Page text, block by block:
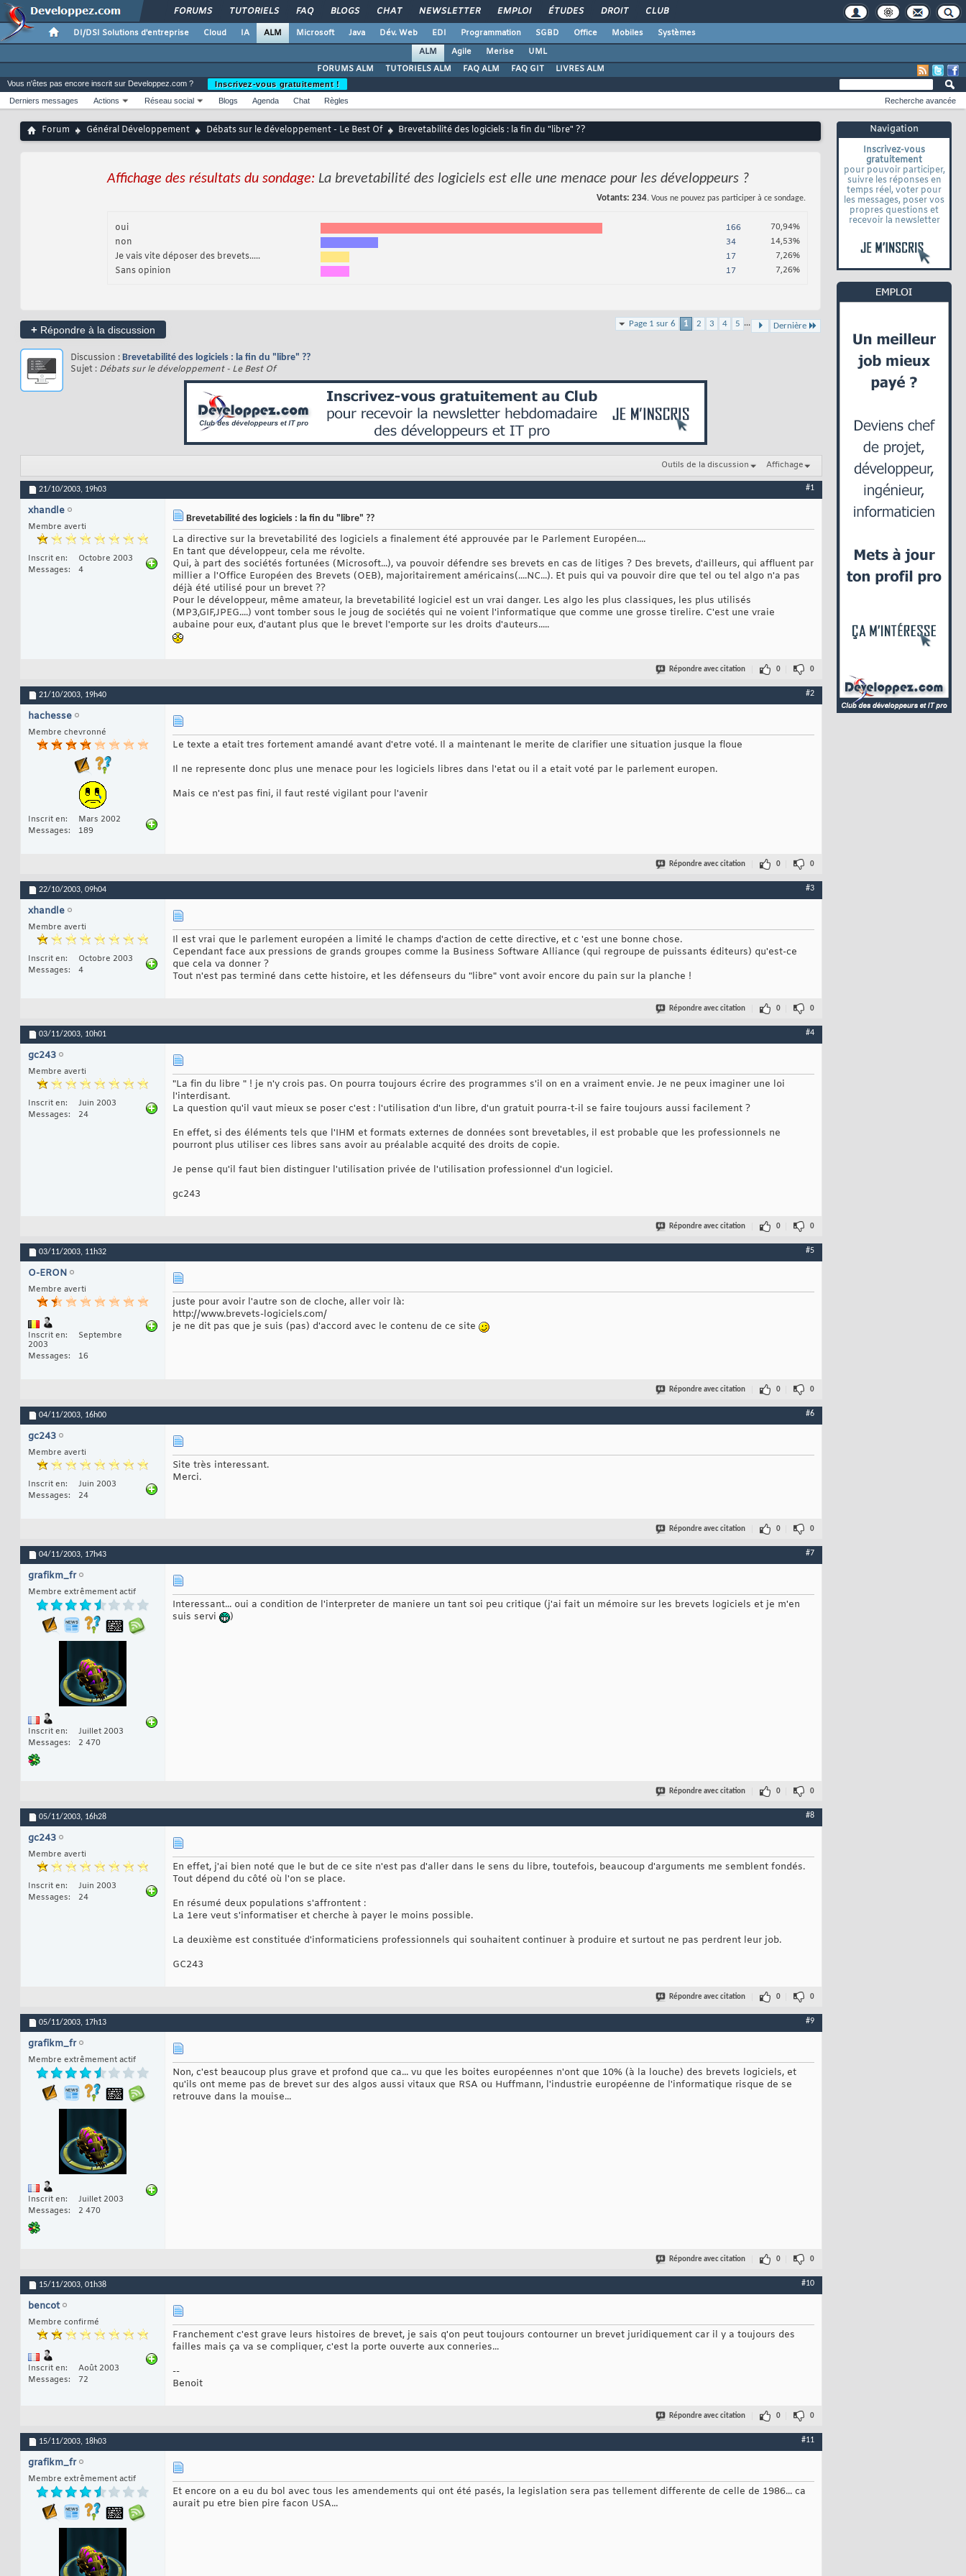
FORUMS TUTORIELS FAQ BLOGS CHAT NEWSLETTER EMPLOI ÉTUDES DROIT CLUB
DI/DSI Solutions d'entreprise Cloud IA ALM Microsoft Java Dév. Web EDI Programmation SGBD Office Mobiles
Systèmes
ALM
Agile Merise
UML
FORUMS ALM
TUTORIELS ALM FAQ ALM FAQ GIT LIVRES ALM
Navigation
Inscrivez-vous
gratuitement
pour pouvoir participer,
suivre les réponses en
temps réel, voter pour
les messages, poser vos
propres questions et
recevoir la newsletter
Vous n'êtes pas encore inscrit sur Developpez.com ?
Inscrivez-vous gratuitement !
Derniers messages
Actions Réseau social Blogs Agenda Chat Règles Recherche avancée
Forum Général Développement Débats sur le développement - Le Best Of Brevetabilité des logiciels : la fin du "libre" ??
Affichage des résultats du sondage: La brevetabilité des logiciels est elle une menace pour les développeurs ?
Votants 234. Vous ne pouvez pas participer à ce sondage.
oui 166 70,94%
non 34 14,53%
Je vais vite déposer des brevets..... 17 7,26%
Sans opinion 17 7,26%
+ Répondre à la discussion
Page 1 sur 6 1 2 3 4 5 ... Dernière
Discussion : Brevetabilité des logiciels : la fin du "libre" ??
Sujet : Débats sur le développement - Le Best Of
Outils de la discussion Affichage
21/10/2003, 19h03 #1
xhandle
Membre averti
Inscrit en
Octobre 2003
Messages
4
Brevetabilité des logiciels : la fin du "libre" ??
La directive sur la brevetabilité des logiciels a finalement été approuvée par le Parlement Européen....
En tant que développeur, cela me révolte.
Qui, à part des sociétés fortunées (Microsoft...), va pouvoir défendre ses brevets en cas de litiges ? Des brevets, d'ailleurs, qui affluent par
millier a l'Office Européen des Brevets (OEB), majoritairement américains(....NC...). Et puis qui va pouvoir dire que tel ou tel algo n'a pas
déjà été utilisé pour un brevet ??
Pour le développeur, même amateur, la brevetabilité logiciel est un vrai danger. Les algo les plus classiques, les plus utilisés
(MP3,GIF,JPEG....) vont tomber sous le joug de sociétés qui ne voient l'informatique que comme une grosse tirelire. C'est une vraie
aubaine pour eux, d'autant plus que le brevet l'emporte sur les droits d'auteurs.....
Répondre avec citation 0 0
21/10/2003, 19h40 #2
hachesse
Membre chevronné
Inscrit en
Mars 2002
Messages
189
Le texte a etait tres fortement amandé avant d'etre voté. Il a maintenant le merite de clarifier une situation jusque la floue
Il ne represente donc plus une menace pour les logiciels libres dans l'etat ou il a etait voté par le parlement europen.
Mais ce n'est pas fini, il faut resté vigilant pour l'avenir
Répondre avec citation 0 0
22/10/2003, 09h04 #3
xhandle
Membre averti
Inscrit en
Octobre 2003
Messages
4
Il est vrai que le parlement européen a limité le champs d'action de cette directive, et c 'est une bonne chose.
Cependant face aux pressions de grands groupes comme la Business Software Alliance (qui regroupe de puissants éditeurs) qu'est-ce
que cela va donner ?
Tout n'est pas terminé dans cette histoire, et les défenseurs du "libre" vont avoir encore du pain sur la planche !
Répondre avec citation 0 0
03/11/2003, 10h01 #4
gc243
Membre averti
Inscrit en
Juin 2003
Messages
24
"La fin du libre " ! je n'y crois pas. On pourra toujours écrire des programmes s'il on en a vraiment envie. Je ne peux imaginer une loi
l'interdisant.
La question qu'il vaut mieux se poser c'est : l'utilisation d'un libre, d'un gratuit pourra-t-il se faire toujours aussi facilement ?
En effet, si des éléments tels que l'IHM et formats externes de données sont brevetables, il est probable que les professionnels ne
pourront plus utiliser ces libres sans avoir au préalable acquité des droits de copie.
Je pense qu'il faut bien distinguer l'utilisation privée de l'utilisation professionnel d'un logiciel.
gc243
Répondre avec citation 0 0
03/11/2003, 11h32 #5
O-ERON
Membre averti
Inscrit en
Septembre
2003
Messages
16
juste pour avoir l'autre son de cloche, aller voir là:
http://www.brevets-logiciels.com/
je ne dit pas que je suis (pas) d'accord avec le contenu de ce site
Répondre avec citation 0 0
04/11/2003, 16h00 #6
gc243
Membre averti
Inscrit en
Juin 2003
Messages
24
Site très interessant.
Merci.
Répondre avec citation 0 0
04/11/2003, 17h43 #7
grafikm_fr
Membre extrêmement actif
Inscrit en
Juillet 2003
Messages
2 470
Interessant... oui a condition de l'interpreter de maniere un tant soi peu critique (j'ai fait un mémoire sur les brevets logiciels et je m'en
suis servi
)
Répondre avec citation 0 0
05/11/2003, 16h28 #8
gc243
Membre averti
Inscrit en
Juin 2003
Messages
24
En effet, j'ai bien noté que le but de ce site n'est pas d'aller dans le sens du libre, toutefois, beaucoup d'arguments me semblent fondés.
Tout dépend du côté où l'on se place.
En résumé deux populations s'affrontent :
La 1ere veut s'informatiser et cherche à payer le moins possible.
La deuxième est constituée d'informaticiens professionnels qui souhaitent continuer à produire et surtout ne pas perdrent leur job.
GC243
Répondre avec citation 0 0
05/11/2003, 17h13 #9
grafikm_fr
Membre extrêmement actif
Inscrit en
Juillet 2003
Messages
2 470
Non, c'est beaucoup plus grave et profond que ca... vu que les boites européennes n'ont que 10% (à la louche) des brevets logiciels, et
qu'ils ont meme pas de brevet sur des algos aussi vitaux que RSA ou Huffmann, l'industrie européenne de l'informatique risque de se
retrouve dans la mouise...
Répondre avec citation 0 0
15/11/2003, 01h38 #10
bencot
Membre confirmé
Inscrit en
Août 2003
Messages
72
Franchement c'est grave leurs histoires de brevet, je sais q'on peut toujours contourner un brevet juridiquement car il y a toujours des
failles mais ça va se compliquer, c'est la porte ouverte aux conneries...
--
Benoit
Répondre avec citation 0 0
15/11/2003, 18h03 #11
grafikm_fr
Membre extrêmement actif
Et encore on a eu du bol avec tous les amendements qui ont été pasés, la legislation sera pas tellement differente de celle de 1986... ca
aurait pu etre bien pire facon USA...